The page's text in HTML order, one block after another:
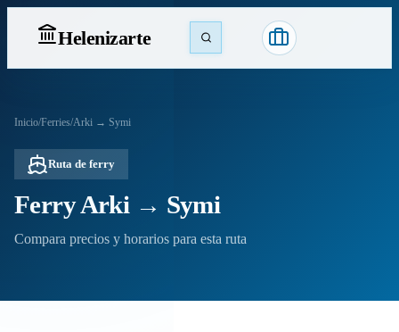
Helenizarte
Inicio/Ferries/Arki → Symi
Ruta de ferry
Ferry Arki → Symi
Compara precios y horarios para esta ruta